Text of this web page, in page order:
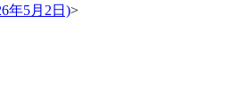
年5月2日)>